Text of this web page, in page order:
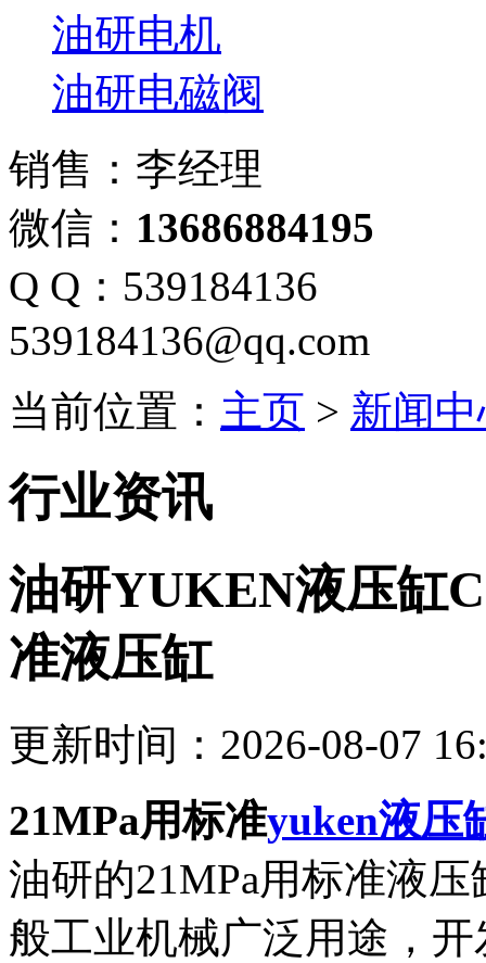
油研电机
油研电磁阀
销售：李经理
微信： 13686884195
Q Q：539184136
539184136@qq.com
当前位置： 主页 > 新闻
行业资讯
油研YUKEN液压缸
准液压缸
更新时间：2026-08-07
21MPa用标准yuken液压
油研的21MPa用标准液
般工业机械广泛用途，